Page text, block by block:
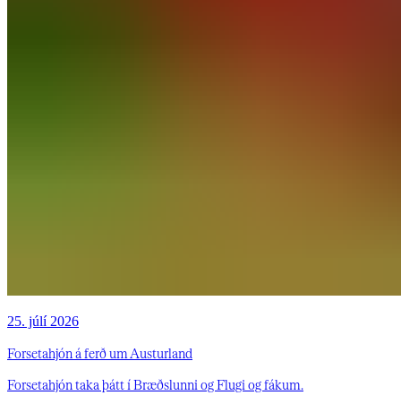
25. júlí 2026
Forsetahjón á ferð um Austurland
Forsetahjón taka þátt í Bræðslunni og Flugi og fákum.